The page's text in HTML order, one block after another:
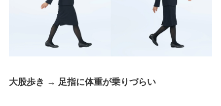
大股歩き → 足指に体重が乗りづらい